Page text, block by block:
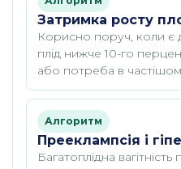
Затримка росту
Корисно поруч, коли є
плід нижче 10-го
або потреба в
Алгоритм
Прееклампсія і
Багатоплідна